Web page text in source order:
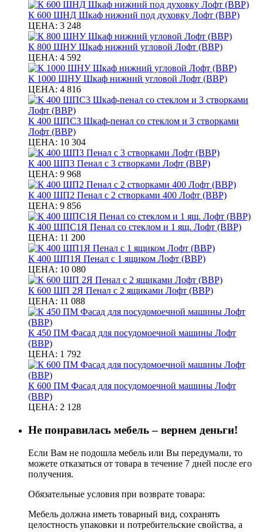
К 600 ШНД Шкаф нижний под духовку Лофт (ВВР)
ЦЕНА: 3 248
К 800 ШНУ Шкаф нижний угловой Лофт (ВВР)
ЦЕНА: 4 592
К 1000 ШНУ Шкаф нижний угловой Лофт (ВВР)
ЦЕНА: 4 816
К 400 ШПС3 Шкаф-пенал со стеклом и 3 створками
Лофт (ВВР)
ЦЕНА: 10 304
К 400 ШП3 Пенал с 3 створками Лофт (ВВР)
ЦЕНА: 9 968
К 400 ШП2 Пенал с 2 створками 400 Лофт (ВВР)
ЦЕНА: 9 856
К 400 ШПС1Я Пенал со стеклом и 1 ящ. Лофт (ВВР)
ЦЕНА: 11 200
К 400 ШП1Я Пенал с 1 ящиком Лофт (ВВР)
ЦЕНА: 10 080
К 600 ШП 2Я Пенал с 2 ящиками Лофт (ВВР)
ЦЕНА: 11 088
К 450 ПМ Фасад для посудомоечной машины Лофт
(ВВР)
ЦЕНА: 1 792
К 600 ПМ Фасад для посудомоечной машины Лофт
(ВВР)
ЦЕНА: 2 128
Не понравилась мебель – вернем деньги!
Если Вам не подошла мебель или Вы передумали, то
можете отказаться от товара в течение 7 дней после его
получения.
Обязательные условия при возврате товара:
Мебель должна иметь товарный вид, сохранять
целостность упаковки и потребительские свойства, а